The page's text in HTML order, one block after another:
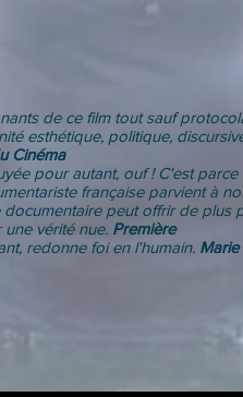
de ce film tout sauf
esthétique, politique,
Cinéma
pour autant, ouf ! C'est
française parvient à
documentaire peut offrir de
vérité nue. Première
redonne foi en l'humain. Marie